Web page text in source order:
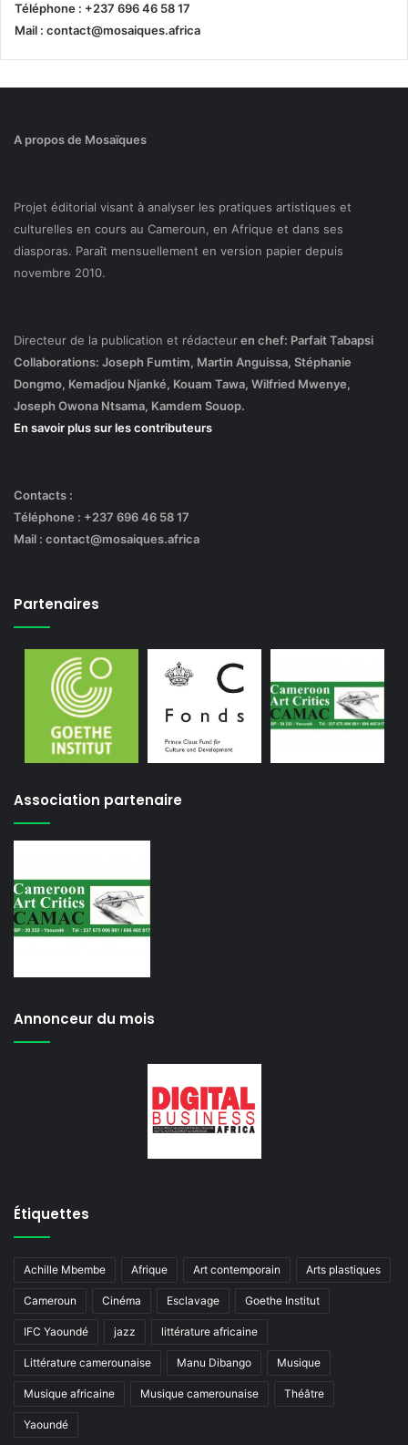
Téléphone : +237 696 46 58 17
Mail : contact@mosaiques.africa
A propos de Mosaïques
Projet éditorial visant à analyser les pratiques artistiques et
culturelles en cours au Cameroun, en Afrique et dans ses
diasporas. Paraît mensuellement en version papier depuis
novembre 2010.
Directeur de la publication et rédacteuren chef: Parfait Tabapsi
Collaborations: Joseph Fumtim, Martin Anguissa, Stéphanie
Dongmo, Kemadjou Njanké, Kouam Tawa, Wilfried Mwenye,
Joseph Owona Ntsama, Kamdem Souop.
En savoir plus sur les contributeurs
Contacts :
Téléphone : +237 696 46 58 17
Mail : contact@mosaiques.africa
Partenaires
Association partenaire
Annonceur du mois
Étiquettes
Achille Mbembe Afrique Art contemporain Arts plastiques
Cameroun Cinéma Esclavage Goethe Institut
IFC Yaoundé jazz littérature africaine
Littérature camerounaise Manu Dibango Musique
Musique africaine Musique camerounaise Théâtre
Yaoundé